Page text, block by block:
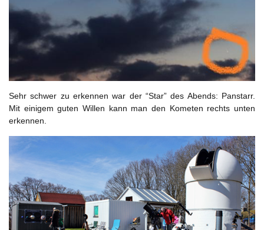
Sehr schwer zu erkennen war der “Star” des Abends: Panstarr.
Mit einigem guten Willen kann man den Kometen rechts unten
erkennen.